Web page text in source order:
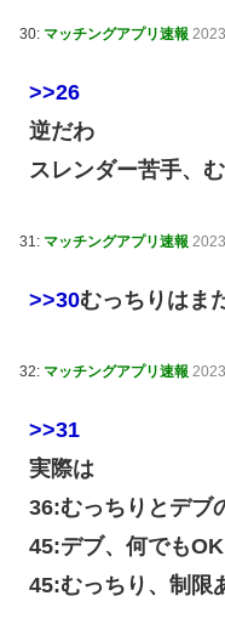
30: マッチングアプリ速報
>>26
逆だわ
スレンダー苦手、
31: マッチングアプリ速報
>>30むっちりはま
32: マッチングアプリ速報
>>31
実際は
36:むっちりとデブ
45:デブ、何でも
45:むっちり、制限